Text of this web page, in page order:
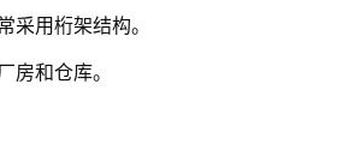
采用桁架结构。
房和仓库。